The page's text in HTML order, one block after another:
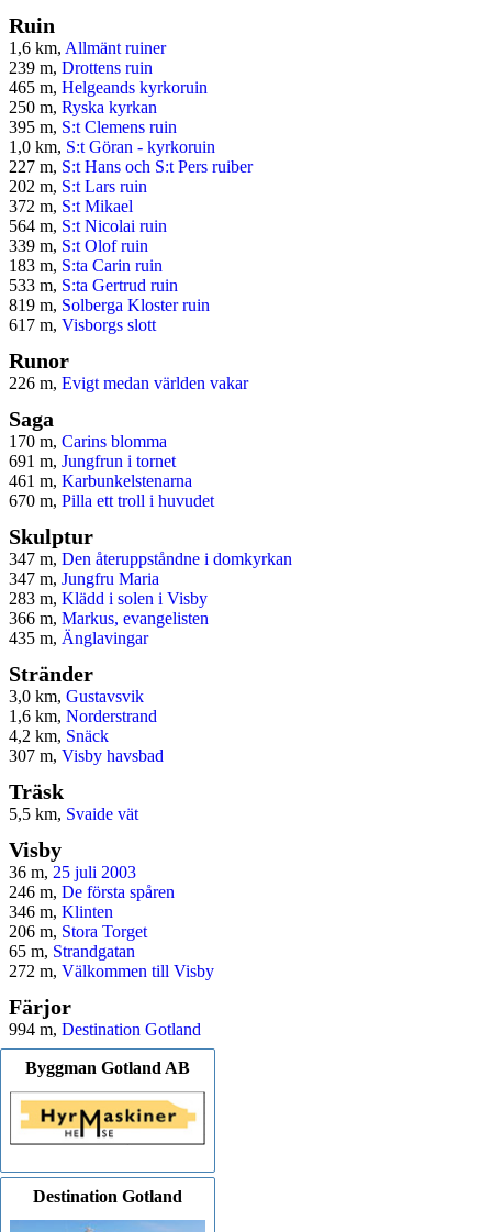
Ruin
1,6 km, Allmänt ruiner
239 m, Drottens ruin
465 m, Helgeands kyrkoruin
250 m, Ryska kyrkan
395 m, S:t Clemens ruin
1,0 km, S:t Göran - kyrkoruin
227 m, S:t Hans och S:t Pers ruiber
202 m, S:t Lars ruin
372 m, S:t Mikael
564 m, S:t Nicolai ruin
339 m, S:t Olof ruin
183 m, S:ta Carin ruin
533 m, S:ta Gertrud ruin
819 m, Solberga Kloster ruin
617 m, Visborgs slott
Runor
226 m, Evigt medan världen vakar
Saga
170 m, Carins blomma
691 m, Jungfrun i tornet
461 m, Karbunkelstenarna
670 m, Pilla ett troll i huvudet
Skulptur
347 m, Den återuppståndne i domkyrkan
347 m, Jungfru Maria
283 m, Klädd i solen i Visby
366 m, Markus, evangelisten
435 m, Änglavingar
Stränder
3,0 km, Gustavsvik
1,6 km, Norderstrand
4,2 km, Snäck
307 m, Visby havsbad
Träsk
5,5 km, Svaide vät
Visby
36 m, 25 juli 2003
246 m, De första spåren
346 m, Klinten
206 m, Stora Torget
65 m, Strandgatan
272 m, Välkommen till Visby
Färjor
994 m, Destination Gotland
Byggman Gotland AB
Destination Gotland